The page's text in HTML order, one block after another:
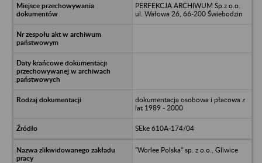
PERFEKCJA ARCHIWUM Sp.z o.o.
ul. Wałowa 26, 66-200 Świebodzin
dokumentacja osobowa i płacowa z
lat 1989 - 2000
SEke 610A-174/04
"Worlee Polska" sp. z o.o., Gliwice